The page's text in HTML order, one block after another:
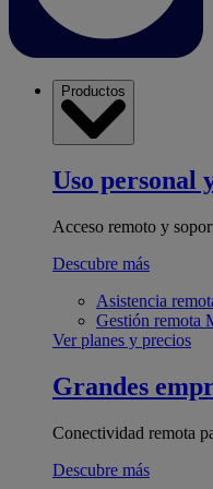
Productos
Uso personal
Acceso remoto y
Descubre más
Asistencia
Gestión remota
Ver planes y precios
Grandes
Conectividad remota
Descubre más